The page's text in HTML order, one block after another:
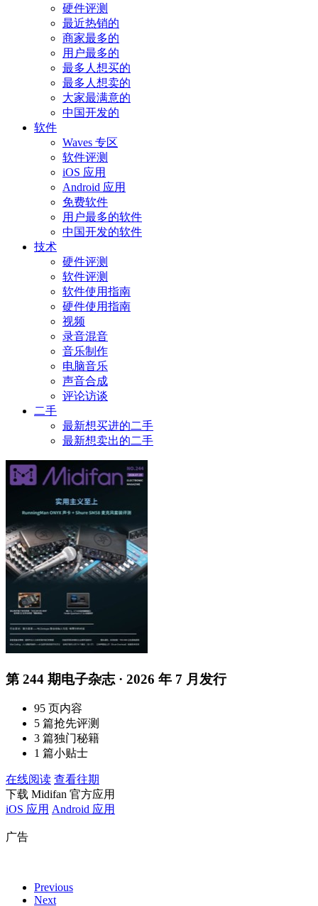
硬件评测
最近热销的
商家最多的
用户最多的
最多人想买的
最多人想卖的
大家最满意的
中国开发的
软件
Waves 专区
软件评测
iOS 应用
Android 应用
免费软件
用户最多的软件
中国开发的软件
技术
硬件评测
软件评测
软件使用指南
硬件使用指南
视频
录音混音
音乐制作
电脑音乐
声音合成
评论访谈
二手
最新想买进的二手
最新想卖出的二手
第 244 期电子杂志 · 2026 年 7 月发行
95 页内容
5 篇抢先评测
3 篇独门秘籍
1 篇小贴士
在线阅读 查看往期
下载 Midifan 官方应用
iOS 应用 Android 应用
广告
Previous
Next